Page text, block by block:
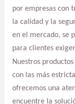
por empresas con
la calidad y la
en el mercado, se
para clientes
Nuestros
con las más
ofrecemos una
encuentre la